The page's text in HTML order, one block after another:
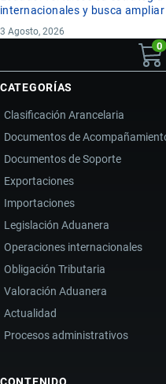
internacionales y busca
3 Agosto, 2026
0
CATEGORÍAS
Clasificación Arancelaria
Documentos de
Documentos de Soporte
Exportaciones
Importaciones
Legislación Aduanera
Operaciones internacionales
Obligación Tributaria
Valoración Aduanera
Actualidad
Procesos administrativos